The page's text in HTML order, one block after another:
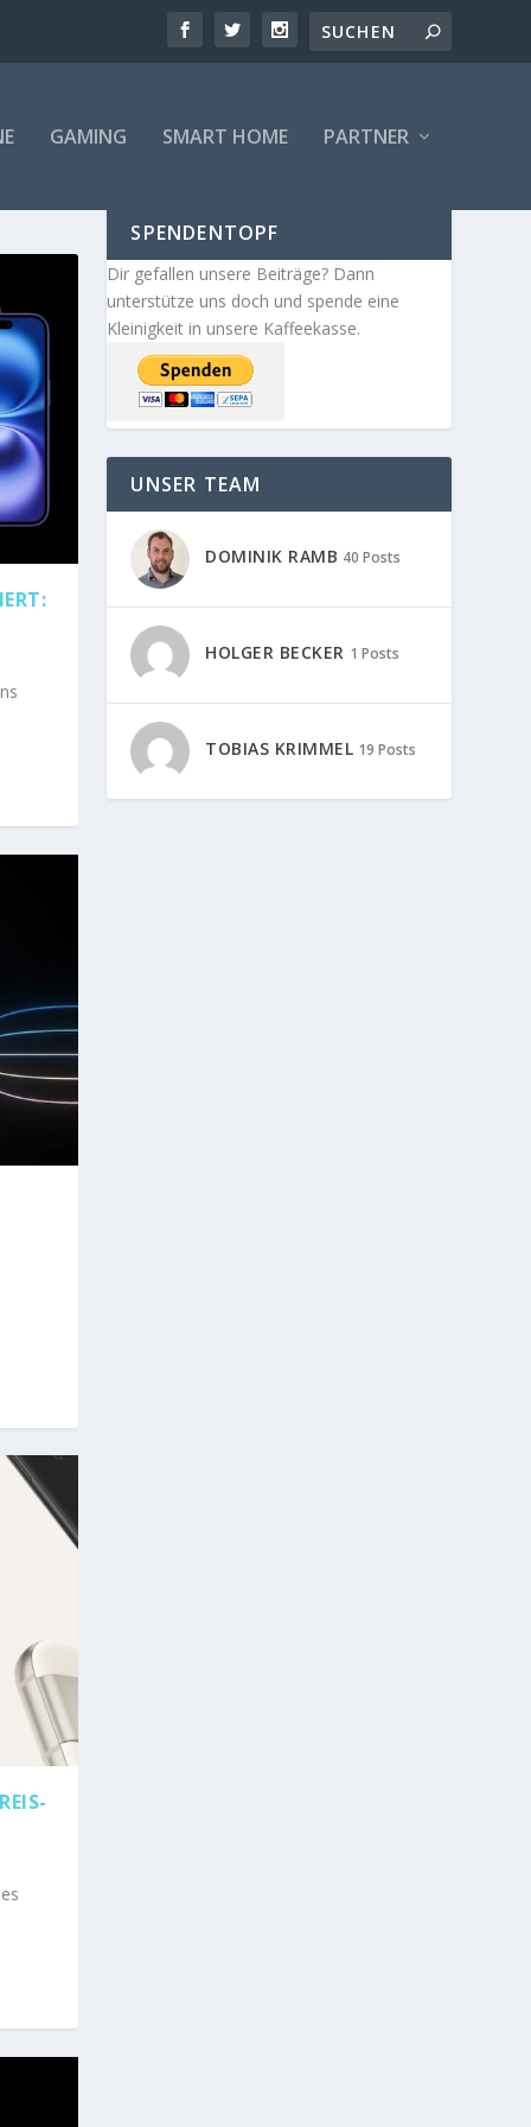
GAMING SMART HOME PARTNER
SPENDENTOPF
Dir gefallen unsere Beiträge? Dann
unterstütze uns doch und spende eine
Kleinigkeit in unsere Kaffeekasse.
UNSER TEAM
DOMINIK RAMB 40 Posts
HOLGER BECKER 1 Posts
TOBIAS KRIMMEL 19 Posts